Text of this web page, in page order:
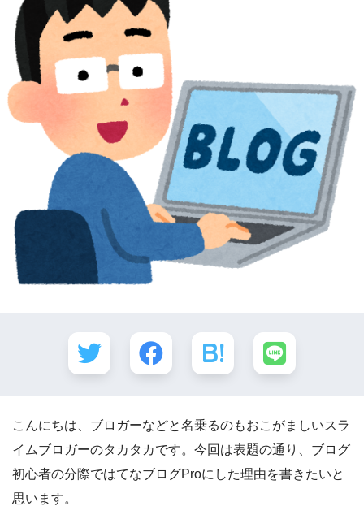
こんにちは、ブロガーなどと名乗るのもおこがましいスラ
イムブロガーのタカタカです。今回は表題の通り、ブログ
初心者の分際ではてなブログProにした理由を書きたいと
思います。